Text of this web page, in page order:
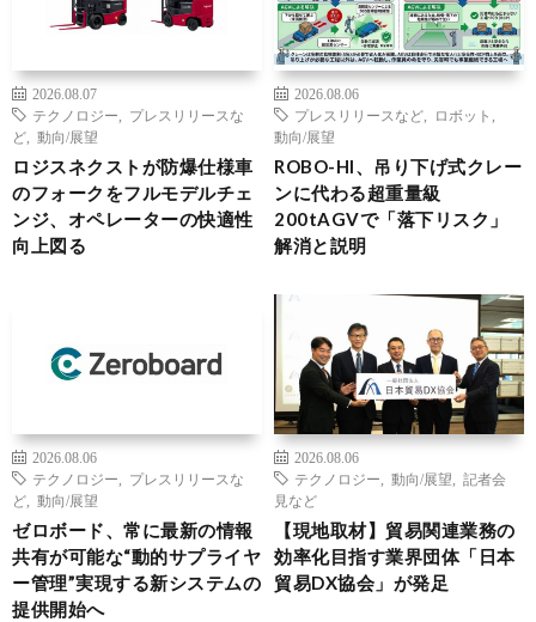
2026.08.07
テクノロジー
プレスリリースな
ど
動向/展望
ロジスネクストが防爆仕様車
のフォークをフルモデルチェ
ンジ、オペレーターの快適性
向上図る
2026.08.06
プレスリリースなど
ロボット
動向/展望
ROBO-HI、吊り下げ式クレー
ンに代わる超重量級
200tAGVで「落下リスク」
解消と説明
2026.08.06
テクノロジー
プレスリリースな
ど
動向/展望
ゼロボード、常に最新の情報
共有が可能な“動的サプライヤ
ー管理”実現する新システムの
提供開始へ
2026.08.06
テクノロジー
動向/展望
記者会
見など
【現地取材】貿易関連業務の
効率化目指す業界団体「日本
貿易DX協会」が発足